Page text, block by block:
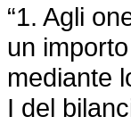
“1. Agli
un
mediante
I del